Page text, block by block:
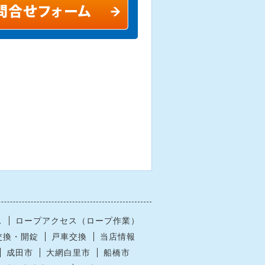
ロープアクセス（ロープ作業）
・開錠
戸車交換
当店情報
成田市
大網白里市
船橋市